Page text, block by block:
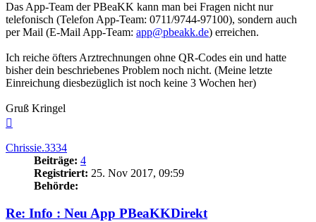
Das App-Team der PBeaKK kann man bei Fragen nicht nur
telefonisch (Telefon App-Team: 0711/9744-97100), sondern auch
per Mail (E-Mail App-Team: app@pbeakk.de) erreichen.
Ich reiche öfters Arztrechnungen ohne QR-Codes ein und hatte
bisher dein beschriebenes Problem noch nicht. (Meine letzte
Einreichung diesbezüglich ist noch keine 3 Wochen her)
Gruß Kringel
Chrissie.3334
Beiträge: 4
Registriert: 25. Nov 2017, 09:59
Behörde:
Re: Info : Neu App PBeaKKDirekt